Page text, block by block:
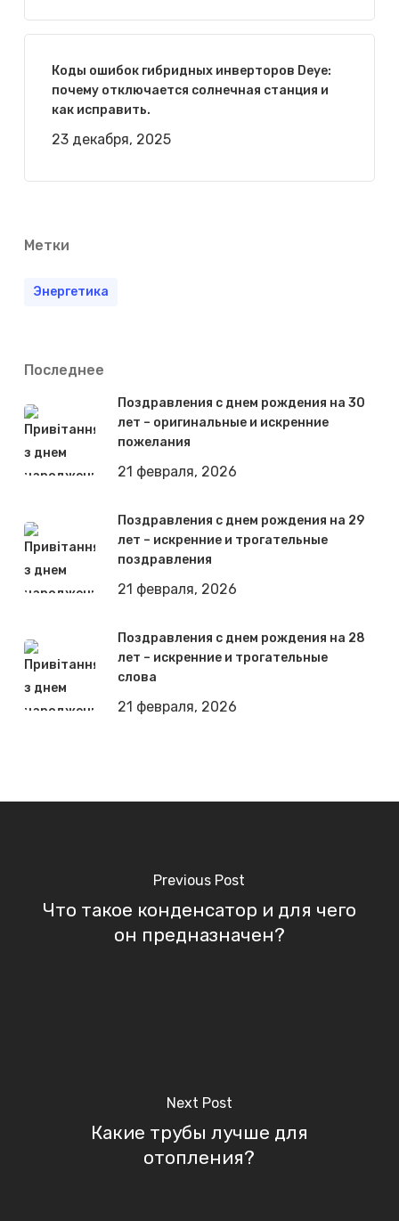
Коды ошибок гибридных инверторов Deye:
почему отключается солнечная станция и
как исправить.
23 декабря, 2025
Метки
Энергетика
Последнее
Поздравления с днем рождения на 30
лет – оригинальные и искренние
пожелания
21 февраля, 2026
Поздравления с днем рождения на 29
лет – искренние и трогательные
поздравления
21 февраля, 2026
Поздравления с днем рождения на 28
лет – искренние и трогательные
слова
21 февраля, 2026
Previous Post
Что такое конденсатор и для чего
он предназначен?
Next Post
Какие трубы лучше для
отопления?